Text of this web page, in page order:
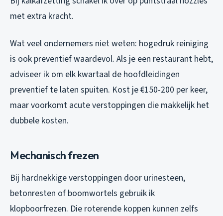
met extra kracht.
Wat veel ondernemers niet weten: hogedruk reiniging
is ook preventief waardevol. Als je een restaurant hebt,
adviseer ik om elk kwartaal de hoofdleidingen
preventief te laten spuiten. Kost je €150-200 per keer,
maar voorkomt acute verstoppingen die makkelijk het
dubbele kosten.
Mechanisch frezen
Bij hardnekkige verstoppingen door urinesteen,
betonresten of boomwortels gebruik ik
klopboorfrezen. Die roterende koppen kunnen zelfs